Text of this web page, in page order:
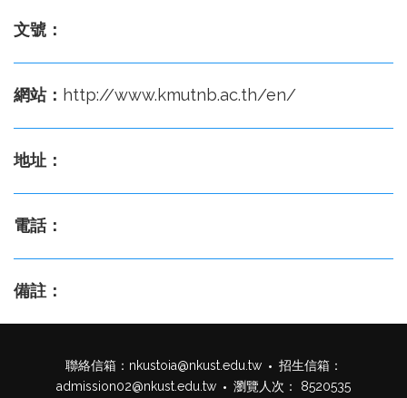
文號：
網站： http://www.kmutnb.ac.th/en/
地址：
電話：
備註：
聯絡信箱： nkustoia@nkust.edu.tw
招生信箱：
admission02@nkust.edu.tw
瀏覽人次： 8520535